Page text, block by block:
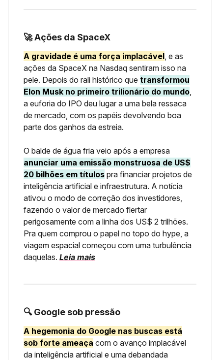
🚀 Ações da SpaceX
A gravidade é uma força implacável , e as
ações da SpaceX na Nasdaq sentiram isso na
pele. Depois do rali histórico que transformou
Elon Musk no primeiro trilionário do mundo
a euforia do IPO deu lugar a uma bela ressaca
de mercado, com os papéis devolvendo boa
parte dos ganhos da estreia.
O balde de água fria veio após a empresa
anunciar uma emissão monstruosa de US$
20 bilhões em títulos pra financiar projetos de
inteligência artificial e infraestrutura. A notícia
ativou o modo de correção dos investidores,
fazendo o valor de mercado flertar
perigosamente com a linha dos US$ 2 trilhões.
Pra quem comprou o papel no topo do hype, a
viagem espacial começou com uma turbulência
daquelas. Leia mais
🔍 Google sob pressão
A hegemonia do Google nas buscas está
sob forte ameaça com o avanço implacável
da inteligência artificial e uma debandada